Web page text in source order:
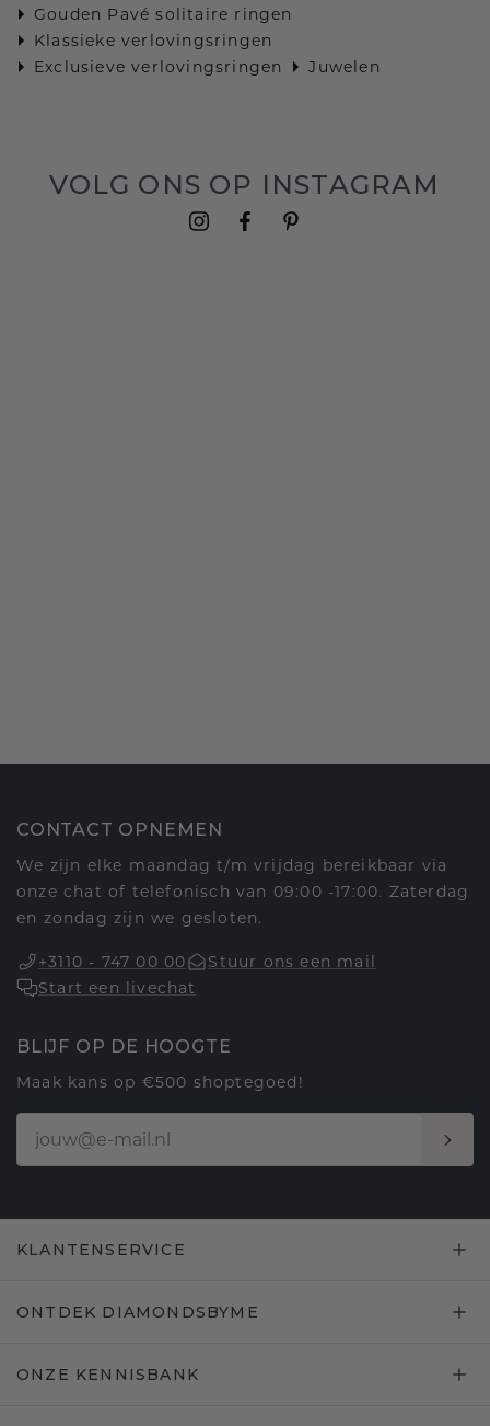
Gouden Pavé solitaire ringen
Klassieke verlovingsringen
Exclusieve verlovingsringen
Juwelen
VOLG ONS OP INSTAGRAM
CONTACT OPNEMEN
We zijn elke maandag t/m vrijdag bereikbaar via
onze chat of telefonisch van 09:00 -17:00. Zaterdag
en zondag zijn we gesloten.
+3110 - 747 00 00
Stuur ons een mail
Start een livechat
BLIJF OP DE HOOGTE
Maak kans op €500 shoptegoed!
KLANTENSERVICE
ONTDEK DIAMONDSBYME
ONZE KENNISBANK